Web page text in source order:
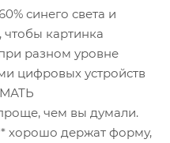
синего света и
картинка
разном уровне
цифровых устройств
чем вы думали.
хорошо держат форму,